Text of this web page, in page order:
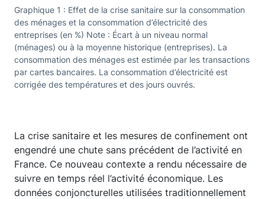
Graphique 1 : Effet de la crise sanitaire sur la consommation
des ménages et la consommation d’électricité des
entreprises (en %) Note : Écart à un niveau normal
(ménages) ou à la moyenne historique (entreprises). La
consommation des ménages est estimée par les transactions
par cartes bancaires. La consommation d’électricité est
corrigée des températures et des jours ouvrés.
La crise sanitaire et les mesures de confinement ont
engendré une chute sans précédent de l’activité en
France. Ce nouveau contexte a rendu nécessaire de
suivre en temps réel l’activité économique. Les
données conjoncturelles utilisées traditionnellement